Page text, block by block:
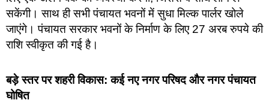
सकेंगी। साथ ही सभी पंचायत भवनों में सुधा मिल्क पार्लर खोले
जाएंगे। पंचायत सरकार भवनों के निर्माण के लिए 27 अरब रुपये की
राशि स्वीकृत की गई है।
बड़े स्तर पर शहरी विकास: कई नए नगर परिषद और नगर पंचायत
घोषित